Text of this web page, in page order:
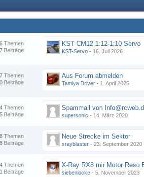
Themen
Beiträge
KST CM12 1:12-1:10 Servo
KST-Servo - 16. Juli 2026
Themen
Beiträge
Aus Forum abmelden
Tamiya Driver - 1. April 2025
Themen
Beiträge
supersonic - 14. März 2020
Themen
8
Beiträge
8
Neue Strecke im Sektor
xrayblaster - 23. September 2020
Themen
Beiträge
siebenlocke - 5. November 2023